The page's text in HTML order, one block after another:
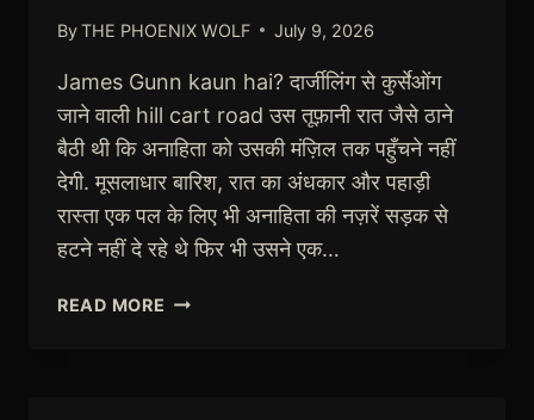
ByTHE PHOENIX WOLF July 9, 2026
James Gunn kaun hai? दार्जीलिंग से कुर्सेओंग
जाने वाली hill cart road उस तूफ़ानी रात जैसे ठाने
बैठी थी कि अनाहिता को उसकी मंज़िल तक पहुँचने नहीं
देगी. मूसलाधार बारिश, रात का अंधकार और पहाड़ी
रास्ता एक पल के लिए भी अनाहिता की नज़रें सड़क से
हटने नहीं दे रहे थे फिर भी उसने एक…
READ MORE JAMES